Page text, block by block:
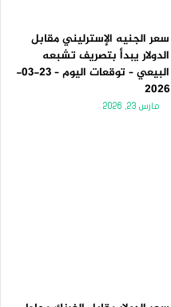
سعر الجنيه الإسترليني مقابل
الدولار يبدأ بتصريف تشبعه
البيعي – توقعات اليوم – 23-03-
2026
مارس 23, 2026